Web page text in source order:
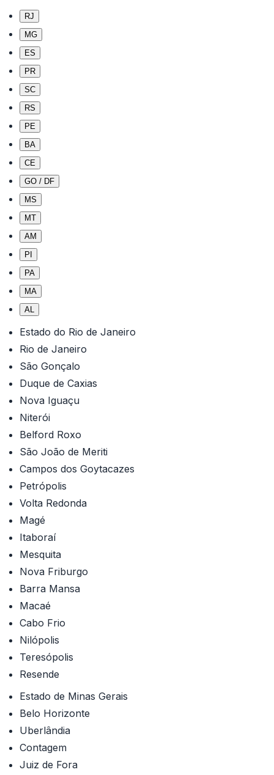
RJ
MG
ES
PR
SC
RS
PE
BA
CE
GO / DF
MS
MT
AM
PI
PA
MA
AL
Estado do Rio de Janeiro
Rio de Janeiro
São Gonçalo
Duque de Caxias
Nova Iguaçu
Niterói
Belford Roxo
São João de Meriti
Campos dos Goytacazes
Petrópolis
Volta Redonda
Magé
Itaboraí
Mesquita
Nova Friburgo
Barra Mansa
Macaé
Cabo Frio
Nilópolis
Teresópolis
Resende
Estado de Minas Gerais
Belo Horizonte
Uberlândia
Contagem
Juiz de Fora